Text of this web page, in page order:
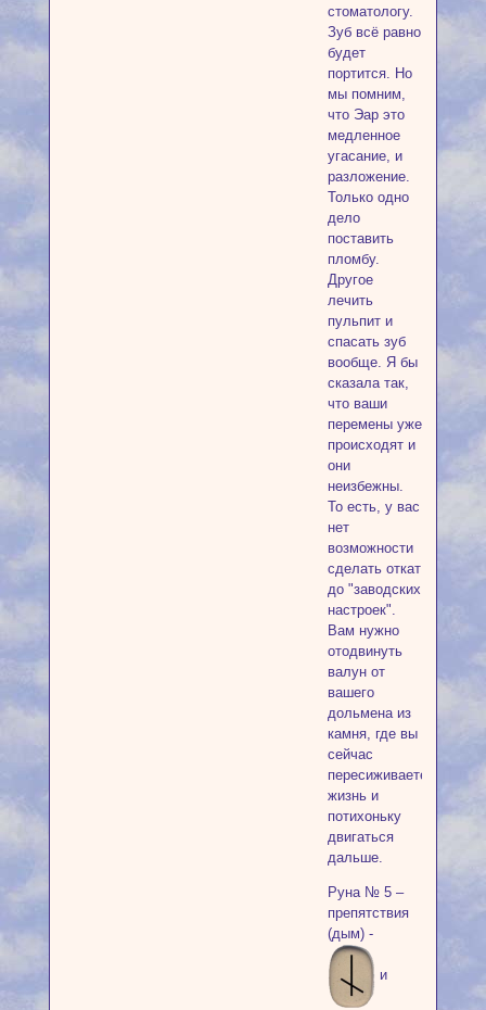
стоматологу.
Зуб всё равно
будет
портится. Но
мы помним,
что Эар это
медленное
угасание, и
разложение.
Только одно
дело
поставить
пломбу.
Другое
лечить
пульпит и
спасать зуб
вообще. Я бы
сказала так,
что ваши
перемены уже
происходят и
они
неизбежны.
То есть, у вас
нет
возможности
сделать откат
до "заводских
настроек".
Вам нужно
отодвинуть
валун от
вашего
дольмена из
камня, где вы
сейчас
пересиживаете
жизнь и
потихоньку
двигаться
дальше.
Руна № 5 –
препятствия
(дым) -
и